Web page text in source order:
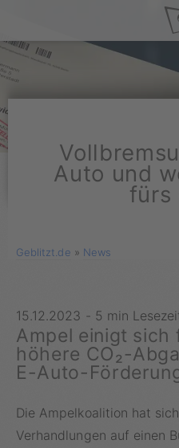
Auto und
fürs
Geblitzt.de » News
15.12.2023 - 5 min
Ampel einigt sich
höhere CO₂-
E-Auto-
Die Ampelkoalition hat
Verhandlungen auf einen